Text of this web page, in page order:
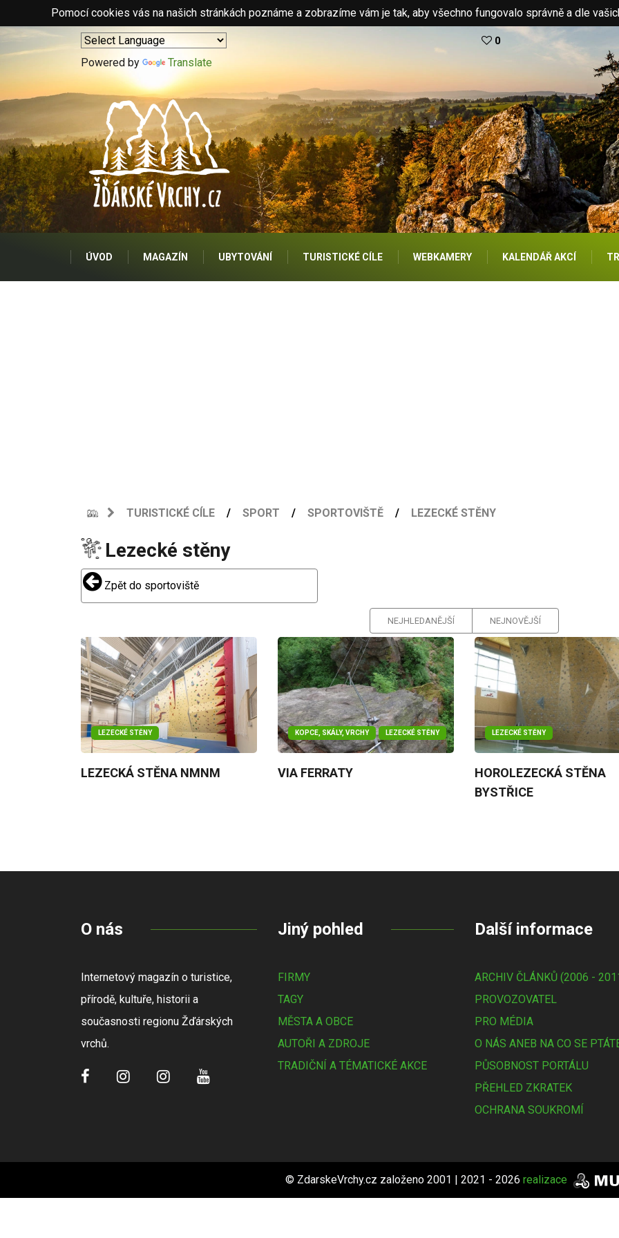
Pomocí cookies vás na našich stránkách poznáme a zobrazíme vám je tak, aby všechno fungovalo správně a dle
Powered by Translate
0
ÚVOD MAGAZÍN UBYTOVÁNÍ TURISTICKÉ CÍLE WEBKAMERY KALENDÁŘ AKCÍ
TURISTICKÉ CÍLE SPORT SPORTOVIŠTĚ LEZECKÉ STĚNY
Lezecké stěny
Zpět do sportoviště
NEJHLEDANĚJŠÍ NEJNOVĚJŠÍ
LEZECKÉ STĚNY
LEZECKÁ STĚNA NMNM
KOPCE, SKÁLY, VRCHY LEZECKÉ STĚNY
VIA FERRATY
LEZECKÉ STĚNY
HOROLEZECKÁ STĚNA
BYSTŘICE
O nás
Internetový magazín o turistice,
přírodě, kultuře, historii a
současnosti regionu Žďárských
vrchů.
Jiný pohled
FIRMY
TAGY
MĚSTA A OBCE
AUTOŘI A ZDROJE
TRADIČNÍ A TÉMATICKÉ AKCE
Další informace
ARCHIV ČLÁNKŮ (2006 -
PROVOZOVATEL
PRO MÉDIA
O NÁS ANEB NA CO SE
PŮSOBNOST PORTÁLU
PŘEHLED ZKRATEK
OCHRANA SOUKROMÍ
© ZdarskeVrchy.cz založeno 2001 | 2021 - 2026 realizace